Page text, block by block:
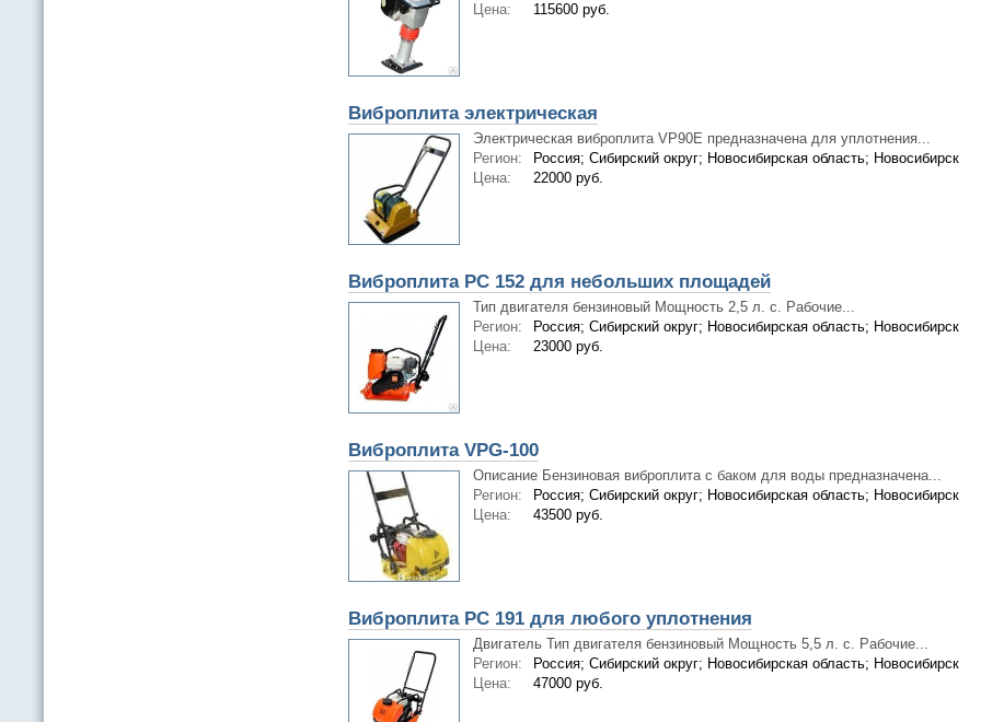
Цена:
115600 руб.
Виброплита электрическая
Электрическая виброплита VP90E предназначена для уплотнения...
Регион:
Россия; Сибирский округ; Новосибирская область; Новосибирск
Цена:
22000 руб.
Виброплита PC 152 для небольших площадей
Тип двигателя бензиновый Мощность 2,5 л. с. Рабочие...
Регион:
Россия; Сибирский округ; Новосибирская область; Новосибирск
Цена:
23000 руб.
Виброплита VPG-100
Описание Бензиновая виброплита с баком для воды предназначена...
Регион:
Россия; Сибирский округ; Новосибирская область; Новосибирск
Цена:
43500 руб.
Виброплита PC 191 для любого уплотнения
Двигатель Тип двигателя бензиновый Мощность 5,5 л. с. Рабочие...
Регион:
Россия; Сибирский округ; Новосибирская область; Новосибирск
Цена:
47000 руб.